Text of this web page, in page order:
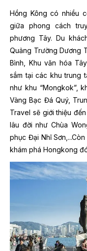
Hồng Kông có nhiều
giữa phong cách
phương Tây. Du
Quảng Trường Dương
Bình, Khu văn hóa
sắm tại các khu trung
như khu “Mongkok”,
Vàng Bạc Đá Quý,
Travel sẽ giới thiệu
lâu đời như Chùa
phục Đại Nhĩ
khám phá Hongkong